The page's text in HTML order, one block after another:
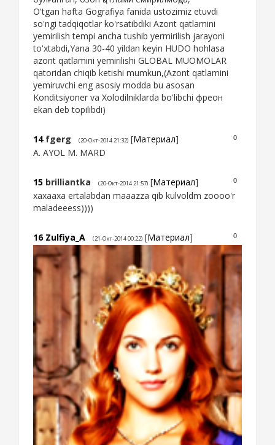
O'tgan hafta Gografiya fanida ustozimiz etuvdi
so'ngi tadqiqotlar ko'rsatibdiki Azont qatlamini
yemirilish tempi ancha tushib yermirilish jarayoni
to'xtabdi,Yana 30-40 yildan keyin HUDO hohlasa
azont qatlamini yemirilishi GLOBAL MUOMOLAR
qatoridan chiqib ketishi mumkun,(Azont qatlamini
yemiruvchi eng asosiy modda bu asosan
Konditsiyoner va Xolodilniklarda bo'libchi фреон
ekan deb topilibdi)
0
14 fgerg (20-Окт-2014 21:32) [Материал]
A. AYOL M. MARD
0
15 brilliantka (20-Окт-2014 21:57) [Материал]
xaxaaxa ertalabdan maaazza qib kulvoldm zoooo'r
maladeeess))))
0
16 Zulfiya_A (21-Окт-2014 00:22) [Материал]